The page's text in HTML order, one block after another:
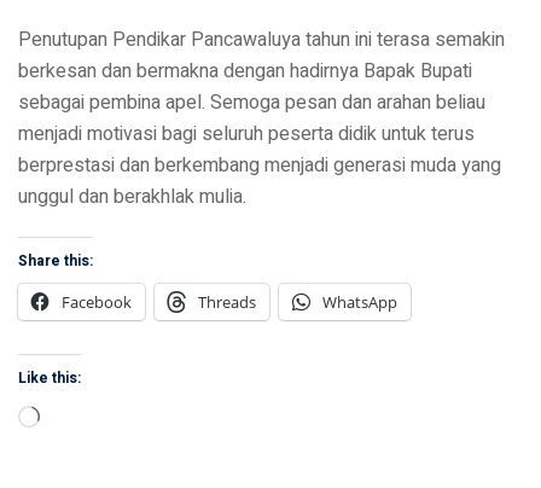
Penutupan Pendikar Pancawaluya tahun ini terasa semakin
berkesan dan bermakna dengan hadirnya Bapak Bupati
sebagai pembina apel. Semoga pesan dan arahan beliau
menjadi motivasi bagi seluruh peserta didik untuk terus
berprestasi dan berkembang menjadi generasi muda yang
unggul dan berakhlak mulia.
Share this:
Facebook
Threads WhatsApp
Like this:
Loading…